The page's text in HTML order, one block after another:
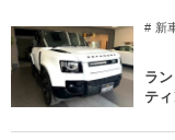
新
ラ
テ